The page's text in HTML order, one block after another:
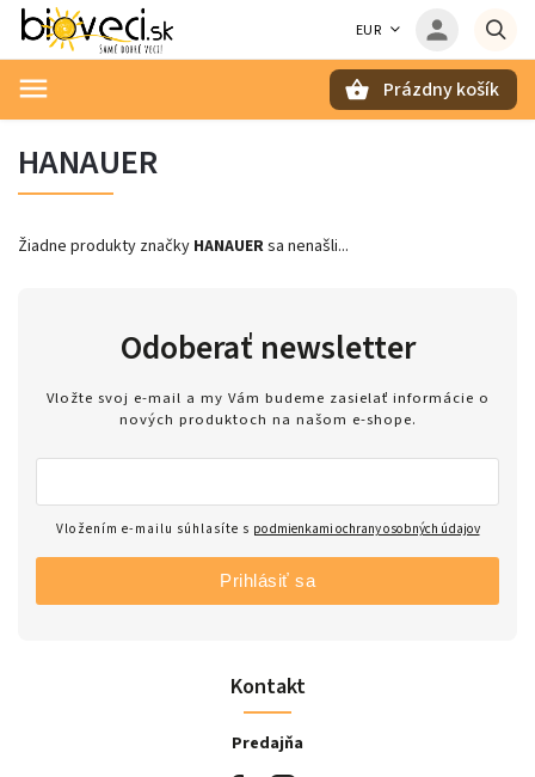
EUR
Prázdny košík
HANAUER
Žiadne produkty značky HANAUERsa nenašli...
Kontakt
Predajňa
Odoberať newsletter
Vložte svoj e-mail a my Vám budeme zasielať informácie o
nových produktoch na našom e-shope.
Vložením e-mailu súhlasíte s podmienkami ochrany osobných údajov
Prihlásiť sa